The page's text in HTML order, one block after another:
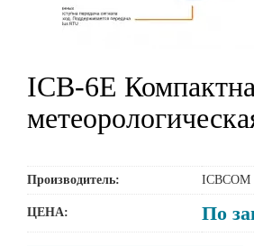
ICB-6E
Производитель: ICBCOM
ЦЕНА: По